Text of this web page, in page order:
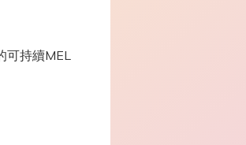
可持續MEL